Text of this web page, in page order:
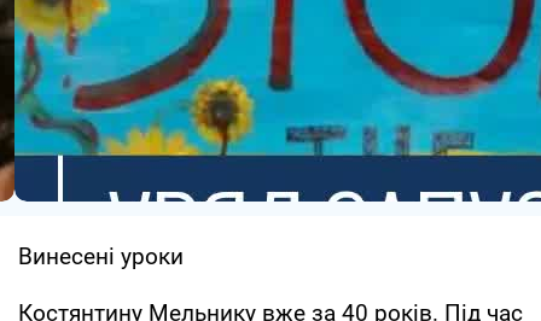
Винесені уроки
Костянтину Мельнику вже за 40 років. Під час